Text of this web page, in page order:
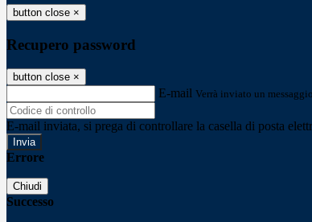
button close ×
Recupero password
button close ×
E-mail Verrà inviato un
E-mail inviata, si prega di controllare la casella di posta
Errore
Chiudi
Successo